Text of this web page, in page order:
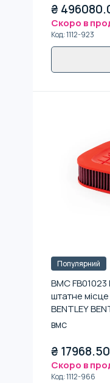
₴
Скоро в
Код:1112-923
Популярний
BMC FB01023
штатне місце
BENTLEY
CAYENNE 536
BMC
₴ 17968.50
Скоро в
Код:1112-966